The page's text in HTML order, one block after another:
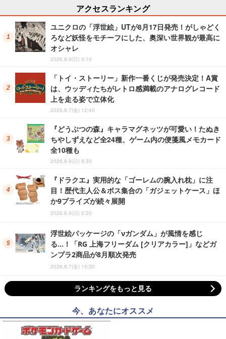
アクセスランキング
ユニクロの「浮世絵」UTが8月17日発売！がしゃどく
ろなど妖怪をモチーフにした、奥深い世界観が最高に
オシャレ
2026.8.9(日) 0:10
「トイ・ストーリー」新作一番くじが発売決定！A賞
は、ウッディたちがレトロ感満載のアナログレコード
上を走る姿で立体化
2026.8.7(金) 12:40
『どうぶつの森』キャラマグネッツが可愛い！たぬき
ちやしずえなど全24種、ゲーム内の便箋風メモカード
全10種も
2026.8.9(日) 8:30
『ドラクエ』実用的な「ゴーレムの腕入れ枕」に注
目！歴代主人公＆ボス集合の「ガジェットケース」ほ
か9プライズが続々展開
2026.8.9(日) 0:20
浮世絵パッケージの「νガンダム」が風情を感じ
る…！「RG 上海フリーダム [クリアカラー]」などガ
ンプラ2商品が8月順次発売
2026.8.7(金) 19:30
ランキングをもっと見る
今、あなたにオススメ